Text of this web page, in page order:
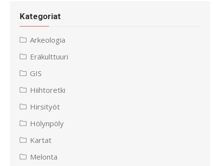
Kategoriat
Arkeologia
Eräkulttuuri
GIS
Hiihtoretki
Hirsityöt
Hölynpöly
Kartat
Melonta